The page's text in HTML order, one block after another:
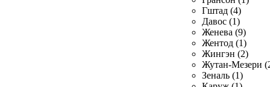
Гштад (4)
Давос (1)
Женева (9)
Жентод (1)
Жингэн (2)
Жутан-Мезери
Зеналь (1)